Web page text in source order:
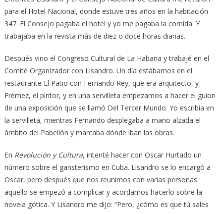
para el Hotel Nacional, donde estuve tres años en la habitación
347. El Consejo pagaba el hotel y yo me pagaba la comida. Y
trabajaba en la revista más de diez o doce horas diarias.
Después vino el Congreso Cultural de La Habana y trabajé en el
Comité Organizador con Lisandro. Un día estábamos en el
restaurante El Patio con Fernando Rey, que era arquitecto, y
Frémez, el pintor, y en una servilleta empezamos a hacer el guion
de una exposición que se llamó Del Tercer Mundo. Yo escribía en
la servilleta, mientras Fernando desplegaba a mano alzada el
ámbito del Pabellón y marcaba dónde iban las obras.
En Revolución y Cultura, intenté hacer con Oscar Hurtado un
número sobre el gansterismo en Cuba. Lisandro se lo encargó a
Oscar, pero después que nos reunimos con varias personas
aquello se empezó a complicar y acordamos hacerlo sobre la
novela gótica. Y Lisandro me dijo: “Pero, ¿cómo es que tú sales